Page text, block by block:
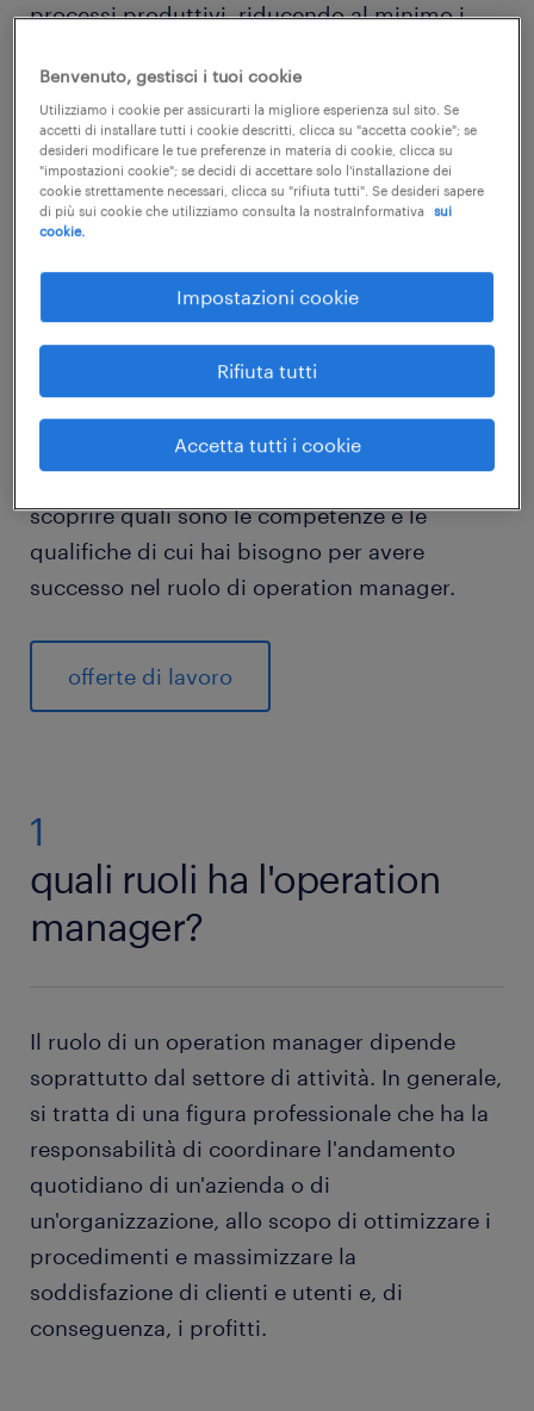
processi produttivi, riducendo al minimo i
Nel settore edile, si assicura che tutti i
materiali siano utilizzati come previsto e
gestisce i lavoratori in loco. Nel settore
sanitario, coordina lo svolgimento dell'attività
quotidiana, gestendo le risorse umane e
procedure in modo che i servizi erogati siano
per lavorare come operation manager? Se la
risposta è sì, allora continua a leggere per
scoprire quali sono le competenze e le
qualifiche di cui hai bisogno per avere
successo nel ruolo di operation manager.
offerte di lavoro
1
quali ruoli ha l'operation
manager?
Il ruolo di un operation manager dipende
soprattutto dal settore di attività. In generale,
si tratta di una figura professionale che ha la
responsabilità di coordinare l'andamento
quotidiano di un'azienda o di
un'organizzazione, allo scopo di ottimizzare i
procedimenti e massimizzare la
soddisfazione di clienti e utenti e, di
conseguenza, i profitti.
Benvenuto, gestisci i tuoi cookie
Utilizziamo i cookie per assicurarti la migliore esperienza sul sito. Se
accetti di installare tutti i cookie descritti, clicca su "accetta cookie"; se
desideri modificare le tue preferenze in materia di cookie, clicca su
"impostazioni cookie"; se decidi di accettare solo l'installazione dei
cookie strettamente necessari, clicca su "rifiuta tutti". Se desideri sapere
di più sui cookie che utilizziamo consulta la nostraInformativa
sui
cookie.
Impostazioni cookie
Rifiuta tutti
Accetta tutti i cookie